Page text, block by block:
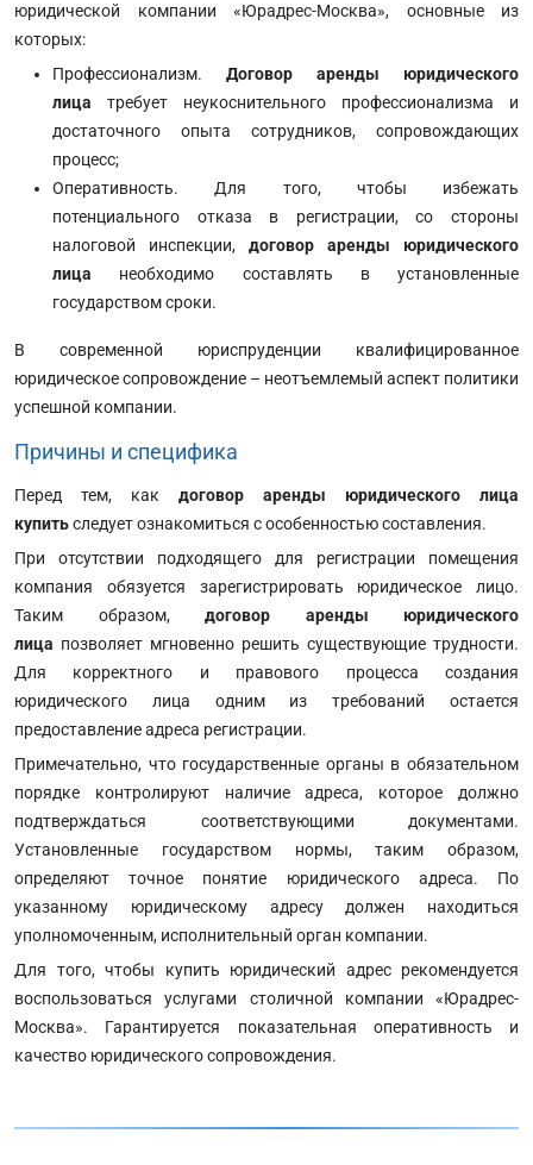
юридической компании «Юрадрес-Москва», основные из
которых:
Профессионализм. Договор аренды юридического
лица требует неукоснительного профессионализма и
достаточного опыта сотрудников, сопровождающих
процесс;
Оперативность. Для того, чтобы избежать
потенциального отказа в регистрации, со стороны
налоговой инспекции, договор аренды юридического
лица необходимо составлять в установленные
государством сроки.
В современной юриспруденции квалифицированное
юридическое сопровождение – неотъемлемый аспект политики
успешной компании.
Причины и специфика
Перед тем, как договор аренды юридического лица
купитьследует ознакомиться с особенностью составления.
При отсутствии подходящего для регистрации помещения
компания обязуется зарегистрировать юридическое лицо.
Таким образом, договор аренды юридического
лица позволяет мгновенно решить существующие трудности.
Для корректного и правового процесса создания
юридического лица одним из требований остается
предоставление адреса регистрации.
Примечательно, что государственные органы в обязательном
порядке контролируют наличие адреса, которое должно
подтверждаться соответствующими документами.
Установленные государством нормы, таким образом,
определяют точное понятие юридического адреса. По
указанному юридическому адресу должен находиться
уполномоченным, исполнительный орган компании.
Для того, чтобы купить юридический адрес рекомендуется
воспользоваться услугами столичной компании «Юрадрес-
Москва». Гарантируется показательная оперативность и
качество юридического сопровождения.